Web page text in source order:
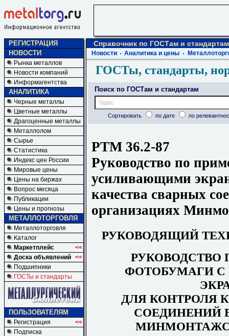
РЕГИСТРАЦИЯ
НОВОСТИ
Рынка металлов
Новости компаний
Информагентства
АНАЛИТИКА
Черные металлы
Цветные металлы
Драгоценные металлы
Металлолом
Сырье
Статистика
Индекс цен России
Мировые цены
Цены на биржах
Вопрос месяца
Публикации
Цены и прогнозы
МЕТАЛЛОТОРГОВЛЯ
Металлоторговля
Каталог
Маркетплейс
<<
Доска объявлений <<
Подшипники
ГОСТы и стандарты
ПОЛЬЗОВАТЕЛЯМ
Регистрация
<<
Подписка
Справочник по ГОСТам и стандартам
Новости Аналитика и цены
ГОСТы, стандарты,
Поиск по ГОСТам и стандартам
Сортировать по дате по
РТМ 36.2-87
Руководство по
усиливающими
качества сварных
организациях
РУКОВОДЯЩИЙ
ФОТОБУМАГИ
ДЛЯ КОНТРОЛЯ
СОЕДИНЕНИЙ